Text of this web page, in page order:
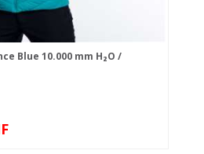
Blue 10.000 mm H₂O /